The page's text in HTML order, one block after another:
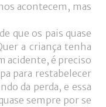
acontecem, mas
que os pais quase
a criança tenha
acidente, é preciso
para restabelecer
da perda, e essa
sempre por se